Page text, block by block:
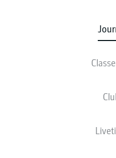
COMPOSITIONS
ven., 09.04.2027